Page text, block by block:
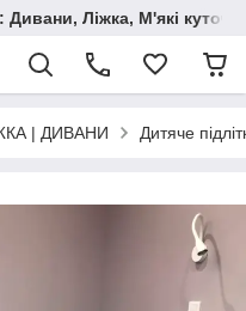
Ліжка, М'які
| ДИВАНИ Дитяче